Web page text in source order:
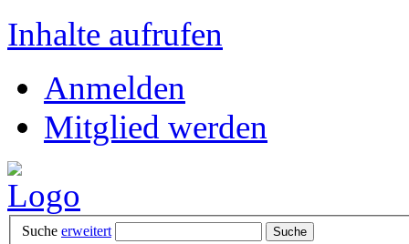
Inhalte aufrufen
Anmelden
Mitglied werden
Suche erweitert